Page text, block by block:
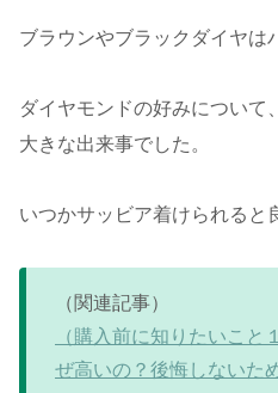
ブラウンやブラックダイヤは
ダイヤモンドの好みについて
大きな出来事でした。
いつかサッビア着けられると
（関連記事）
（購入前に知りたいこと
ぜ高いの？後悔しないた